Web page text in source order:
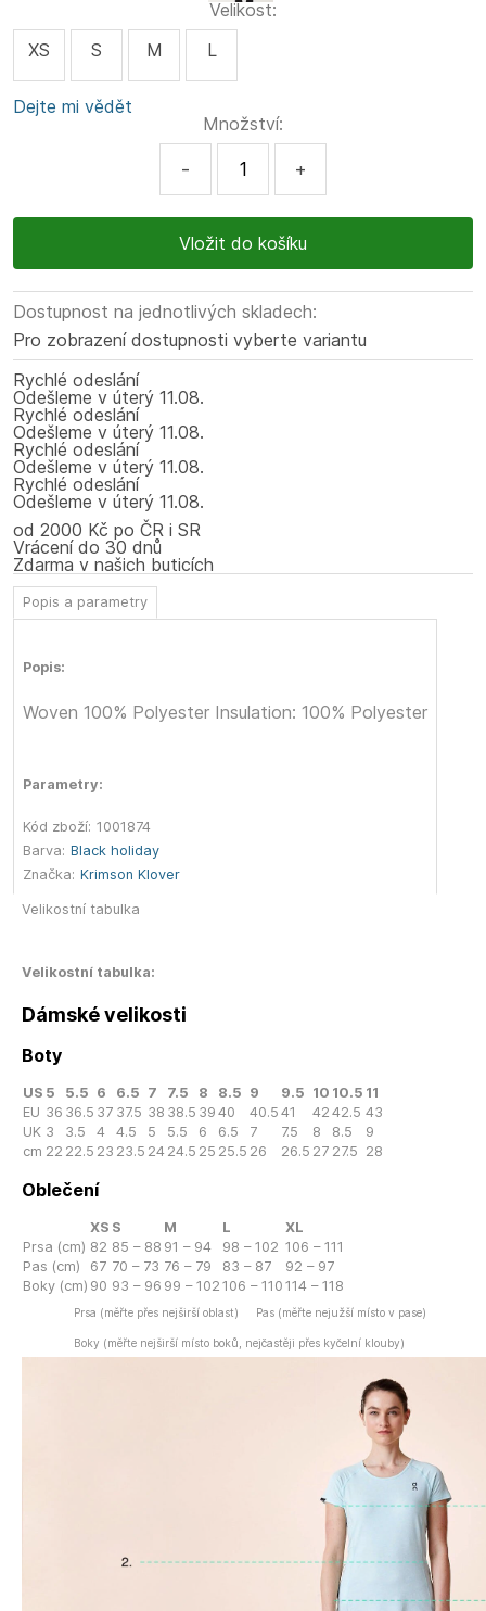
Velikost:
XS
S M L
Dejte mi vědět
Množství:
- +
Dostupnost na jednotlivých skladech:
Pro zobrazení dostupnosti vyberte variantu
Rychlé odeslání
Odešleme v úterý 11.08.
Rychlé odeslání
Odešleme v úterý 11.08.
Rychlé odeslání
Odešleme v úterý 11.08.
Rychlé odeslání
Odešleme v úterý 11.08.
od 2000 Kč po ČR i SR
Vrácení do 30 dnů
Zdarma v našich buticích
Popis a parametry
Popis:
Woven 100% Polyester Insulation: 100% Polyester
Parametry:
Kód zboží: 1001874
Barva: Black holiday
Značka: Krimson Klover
Velikostní tabulka
Velikostní tabulka:
Dámské velikosti
Boty
US 5 5.5 6 6.5 7 7.5 8 8.5 9 9.5 10 10.5 11
EU 36 36.5 37 37.5 38 38.5 39 40 40.5 41 42 42.5 43
UK 3 3.5 4 4.5 5 5.5 6 6.5 7 7.5 8 8.5
9
cm 22 22.5 23 23.5 24 24.5 25 25.5 26 26.5 27 27.5 28
Oblečení
XS S M L
XL
Prsa (cm) 82 85 – 88 91 – 94 98 – 102 106 – 111
Pas (cm)
67 70 – 73 76 – 79 83 – 87
92 – 97
Boky (cm) 90 93 – 96 99 – 102 106 – 110 114 – 118
Prsa (měřte přes nejširší oblast) Pas (měřte nejužší místo v pase)
Boky (měřte nejširší místo boků, nejčastěji přes kyčelní klouby)